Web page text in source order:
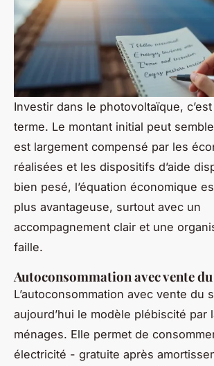
Investir dans le photovoltaïque,
terme. Le montant initial peut
est largement compensé par les
réalisées et les dispositifs d’aide
bien pesé, l’équation économique
plus avantageuse, surtout avec un
accompagnement clair et une
faille.
Autoconsommation avec vente
L’autoconsommation avec vente du
aujourd’hui le modèle plébiscité par
ménages. Elle permet de
électricité - gratuite après